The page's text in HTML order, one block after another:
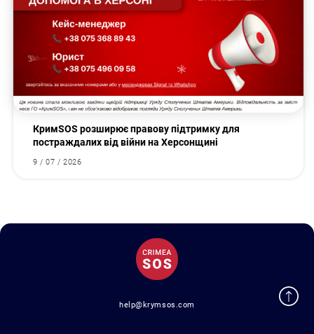
КримSOS розширює правову підтримку для
постраждалих від війни на Херсонщині
9 / 07 / 2026
help@krymsos.com